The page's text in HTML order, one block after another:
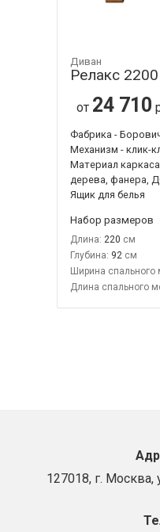
Диван
Релакс 2200
от 24 710
Фабрика -
Механизм - клик-
Материал
дерева, фанера,
Ящик для белья
Набор размеров
Длина: 220
Глубина: 92
Ширина спального
Длина спального
127018, г. Москва,